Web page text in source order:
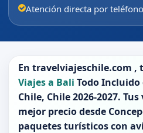
Atención directa por
En travelviajeschile.com ,
Viajes a Bali Todo Incluido
Chile, Chile 2026-2027. Tus
mejor precio desde
paquetes turísticos con